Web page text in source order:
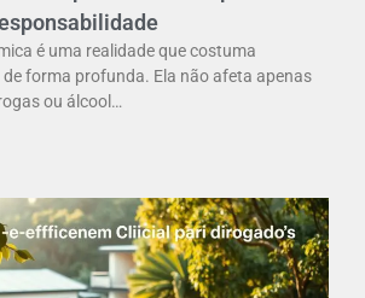
é uma realidade que costuma
forma profunda. Ela não afeta apenas
ou álcool…